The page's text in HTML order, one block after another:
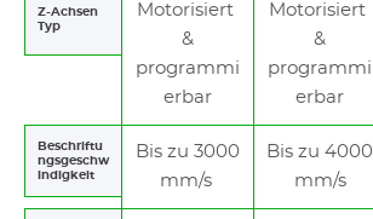
Z-Achsen
Typ
Motorisiert
&
programmi
erbar
Motorisiert
&
programmi
erbar
Beschriftu
ngsgeschw
indigkeit
Bis zu 3000
mm/s
Bis zu 4000
mm/s